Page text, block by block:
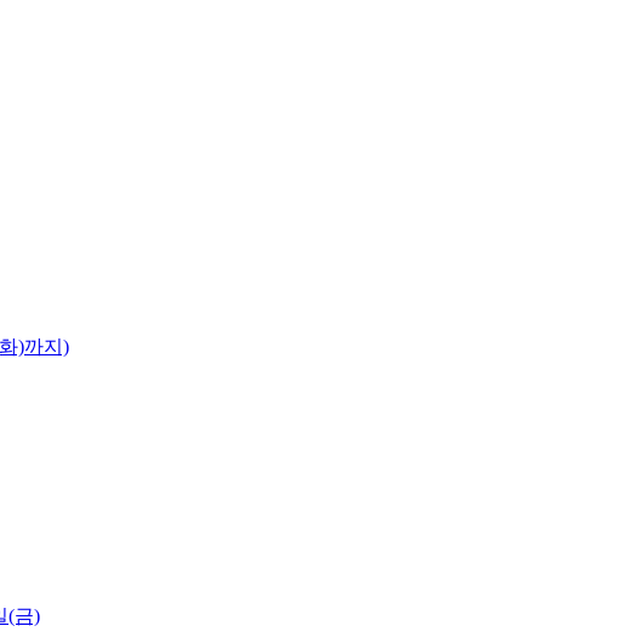
)까지)
(금)